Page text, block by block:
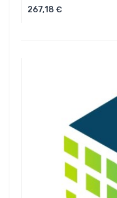
267,18 €Aggiungi Al Carrello